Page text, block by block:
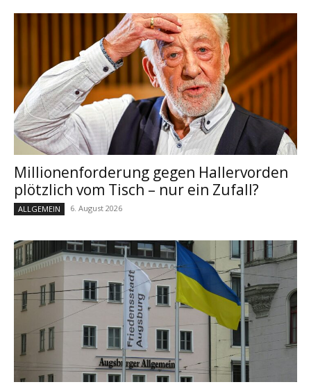
Millionenforderung gegen Hallervorden
plötzlich vom Tisch – nur ein Zufall?
ALLGEMEIN 6. August 2026